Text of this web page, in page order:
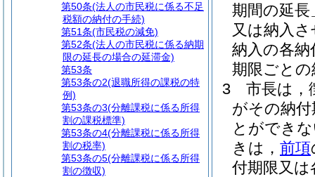
期間の延
又は納入
納入の各納
期限ごと
3
市長は，
がその納
とができ
きは， 前項
付期限又
第50条(法人の市民税に係る不足
税額の納付の手続)
第51条(市民税の減免)
第52条(法人の市民税に係る納期
限の延長の場合の延滞金)
第53条
第53条の2(退職所得の課税の特
例)
第53条の3(分離課税に係る所得
割の課税標準)
第53条の4(分離課税に係る所得
割の税率)
第53条の5(分離課税に係る所得
割の徴収)